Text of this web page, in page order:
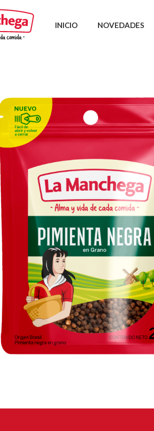
INICIO NOVEDADES